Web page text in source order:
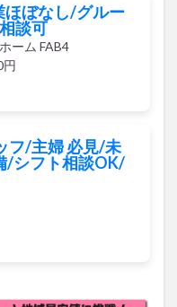
ぼなし/グルー
談可
ーム FAB4
円
フ/主婦 必見/未
/シフト相談OK/